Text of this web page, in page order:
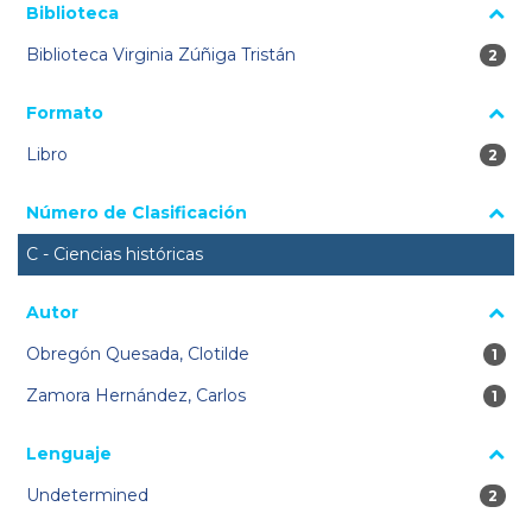
Biblioteca
Biblioteca Virginia Zúñiga Tristán
2
2
Formato
Libro
2
2
Número de Clasificación
C - Ciencias históricas
Autor
Obregón Quesada, Clotilde
1
1
Zamora Hernández, Carlos 1
1
Lenguaje
Undetermined
2
2